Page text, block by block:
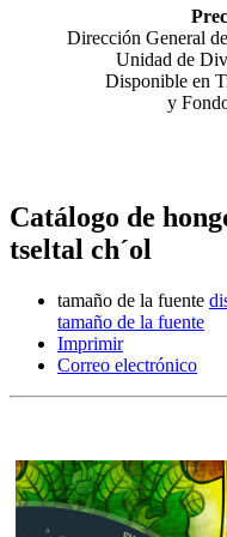
Dirección General
Unidad de
Disponible en
y
Catálogo de
tseltal ch´ol
tamaño de la fuente
tamaño de la fuente
Imprimir
Correo electrónico